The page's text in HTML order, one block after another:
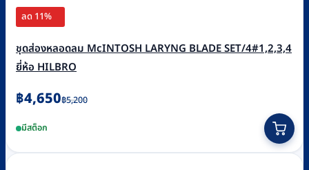
ลด 11%
ชุดส่องหลอดลม McINTOSH LARYNG BLADE SET/4#1,2,3,4
ยี่ห้อ HILBRO
฿5,200
Original
was:
฿5,200.
฿4,650
Current
is:
฿4,650.
มีสต็อก